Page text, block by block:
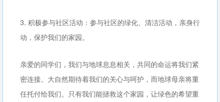
3. 积极参与社区活动：参与社区的绿化、清洁活动，亲身行
动，保护我们的家园。
亲爱的同学们，我们与地球息息相关，共同的命运将我们紧
密连接。大自然期待着我们的关心与呵护，而地球母亲将重
任托付给我们。只有我们能拯救这个家园，让绿色的希望重